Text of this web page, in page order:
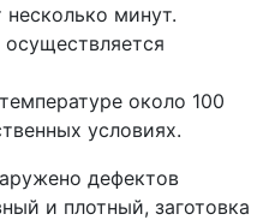
несколько минут.
около 100
условиях.
дефектов
и плотный, заготовка